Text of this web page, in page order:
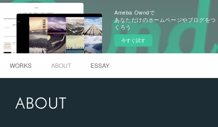
Ameba Owndで
あなただけのホームページやブログをつ
くろう
今すぐ試す
WORKS ABOUT ESSAY
ABOUT